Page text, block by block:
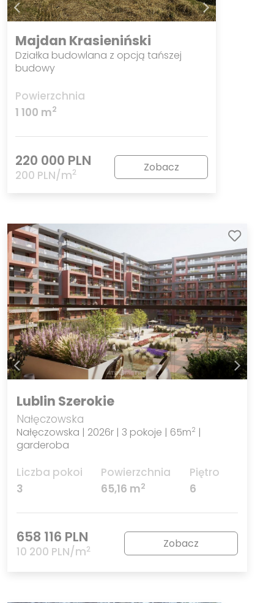
Majdan Krasieniński
Działka budowlana z opcją tańszej
budowy
Powierzchnia
1 100 m2
220 000 PLN
200 PLN/m2 Zobacz
Lublin Szerokie
Nałęczowska
Nałęczowska | 2026r | 3 pokoje | 65m2 |
garderoba
Liczba pokoi
3
Powierzchnia
65,16 m2
Piętro
6
658 116 PLN
10 200 PLN/m2 Zobacz